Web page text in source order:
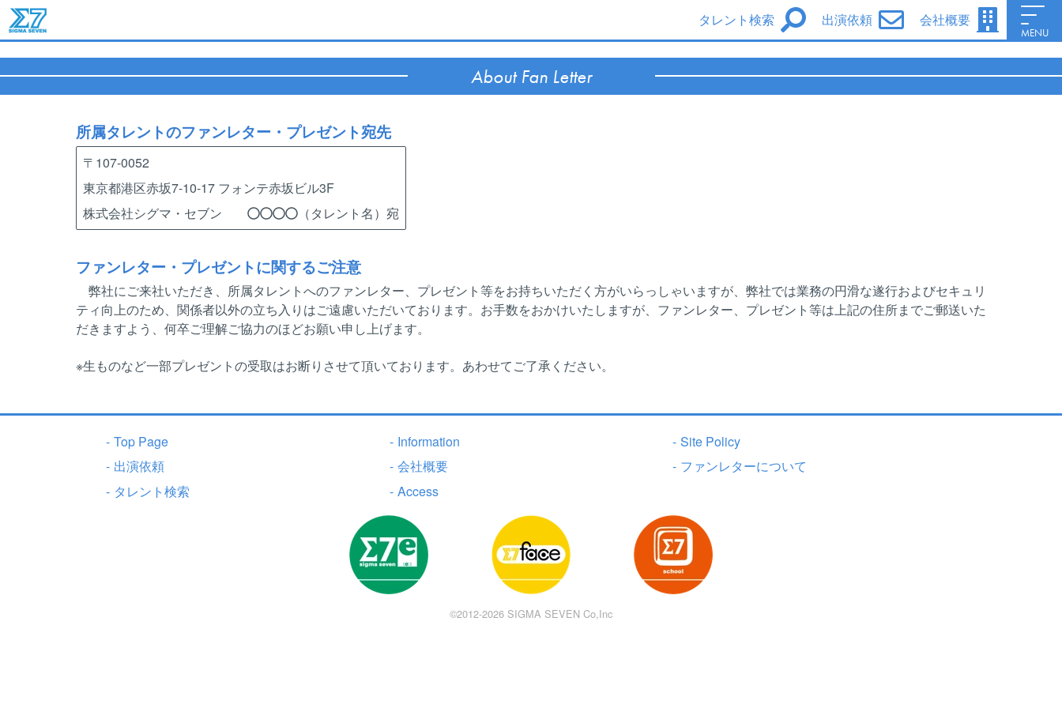
タレント検索 出演依頼 会社概要
MENU
男性タレント
女性タレント
Access
サイトポリシー
About Fan Letter
所属タレントのファンレター・プレゼント宛先
〒107-0052
東京都港区赤坂7-10-17 フォンテ赤坂ビル3F
株式会社シグマ・セブン
（タレント名）宛
ファンレター・プレゼントに関するご注意
弊社にご来社いただき、所属タレントへのファンレター、プレゼント等をお持ちいただく方がいらっしゃいますが、弊社では業務の円滑な遂行およびセキュリ
ティ向上のため、関係者以外の立ち入りはご遠慮いただいております。お手数をおかけいたしますが、ファンレター、プレゼント等は上記の住所までご郵送いた
だきますよう、何卒ご理解ご協力のほどお願い申し上げます。
※生ものなど一部プレゼントの受取はお断りさせて頂いております。あわせてご了承ください。
- Top Page - Information - Site Policy
- 出演依頼 - 会社概要 - ファンレターについて
- タレント検索 - Access
©2012-2026 SIGMA SEVEN Co,Inc